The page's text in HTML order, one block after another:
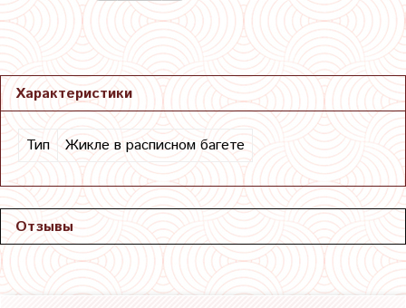
Характеристики
Тип Жикле в расписном багете
Отзывы